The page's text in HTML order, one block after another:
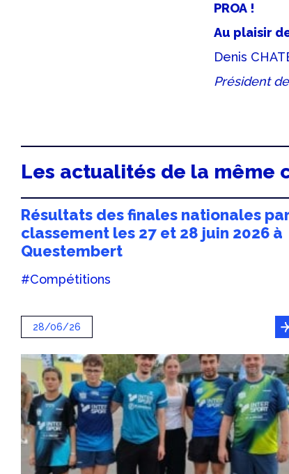
PROA !
Au plaisir
Denis
Président
Les actualités de la même
Résultats des finales nationales
classement les 27 et 28 juin 2026 à
Questembert
#Compétitions
28/06/26